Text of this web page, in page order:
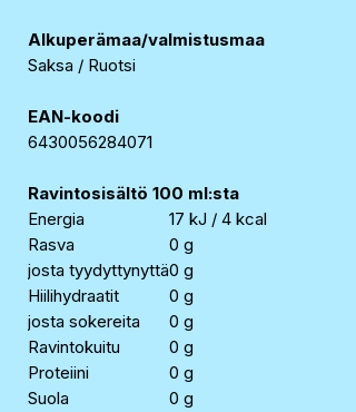
Alkuperämaa/valmistusmaa
Saksa / Ruotsi
EAN-koodi
6430056284071
Ravintosisältö 100 ml:sta
Energia
17 kJ / 4 kcal
Rasva
0 g
josta tyydyttynyttä0 g
Hiilihydraatit
0 g
josta sokereita
0 g
Ravintokuitu
0 g
Proteiini
0 g
Suola
0 g